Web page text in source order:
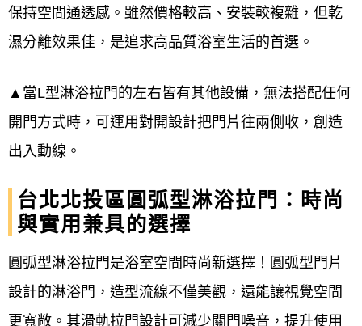
保持空間通透感。雖然價格較高、安裝較複雜，但乾
濕分離效果佳，是追求高品質浴室生活的首選。
▲當L型淋浴拉門的左右皆有其他設備，無法搭配任何
開門方式時，可運用對開設計把門片往兩側收，創造
出入動線。
台北北投區圓弧型淋浴拉門：時尚
與實用兼具的選擇
圓弧型淋浴拉門是浴室空間時尚新選擇！圓弧型門片
設計的淋浴門，造型流線不僅美觀，還能讓視覺空間
更寬敞。其滑軌拉門設計可減少關門噪音，提升使用